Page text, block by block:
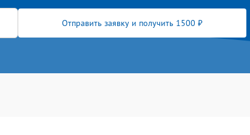
Отправить заявку и получить 1500 ₽